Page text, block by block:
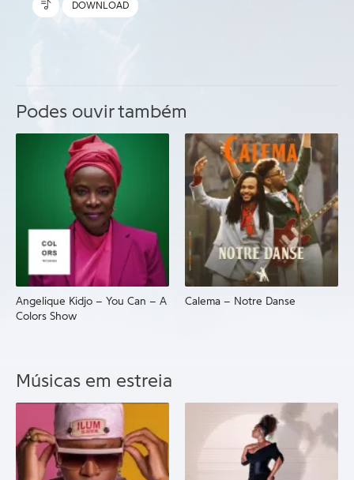
DOWNLOAD
Podes ouvir também
Angelique Kidjo – You Can – A
Colors Show
Calema – Notre Danse
Músicas em estreia